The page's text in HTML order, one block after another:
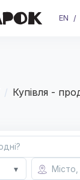
EN /
Купівля -
▾